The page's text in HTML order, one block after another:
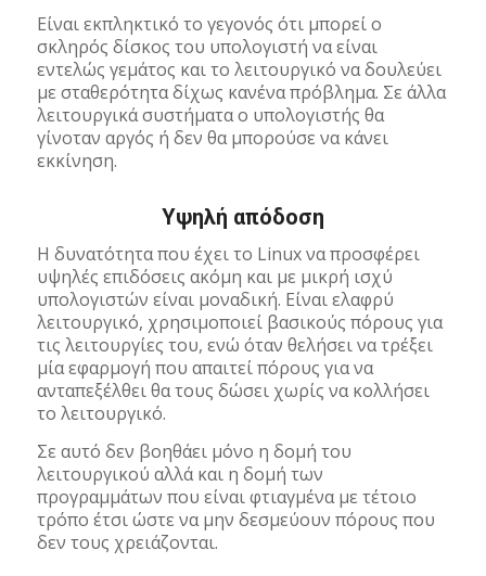
Είναι εκπληκτικό το γεγονός ότι μπορεί ο
σκληρός δίσκος του υπολογιστή να είναι
εντελώς γεμάτος και το λειτουργικό να δουλεύει
με σταθερότητα δίχως κανένα πρόβλημα. Σε άλλα
λειτουργικά συστήματα ο υπολογιστής θα
γίνοταν αργός ή δεν θα μπορούσε να κάνει
εκκίνηση.
Υψηλή απόδοση
Η δυνατότητα που έχει το Linux να προσφέρει
υψηλές επιδόσεις ακόμη και με μικρή ισχύ
υπολογιστών είναι μοναδική. Είναι ελαφρύ
λειτουργικό, χρησιμοποιεί βασικούς πόρους για
τις λειτουργίες του, ενώ όταν θελήσει να τρέξει
μία εφαρμογή που απαιτεί πόρους για να
ανταπεξέλθει θα τους δώσει χωρίς να κολλήσει
το λειτουργικό.
Σε αυτό δεν βοηθάει μόνο η δομή του
λειτουργικού αλλά και η δομή των
προγραμμάτων που είναι φτιαγμένα με τέτοιο
τρόπο έτσι ώστε να μην δεσμεύουν πόρους που
δεν τους χρειάζονται.